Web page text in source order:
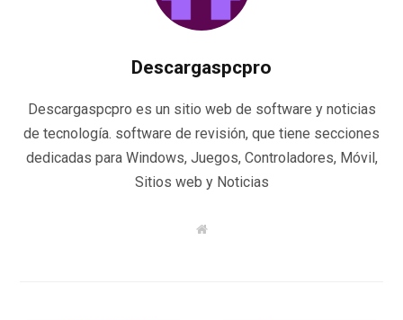
Descargaspcpro
Descargaspcpro es un sitio web de software y noticias
de tecnología. software de revisión, que tiene secciones
dedicadas para Windows, Juegos, Controladores, Móvil,
Sitios web y Noticias
W